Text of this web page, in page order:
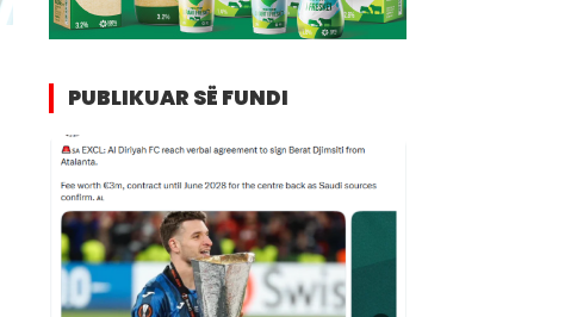
PUBLIKUAR SË FUNDI